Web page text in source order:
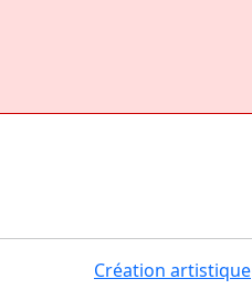
Création artistique